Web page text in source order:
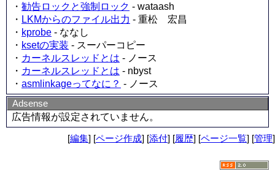
・ 勧告ロックと強制ロック - wataash
・ LKMからのファイル出力 - 重松 宏昌
・ kprobe - ななし
・ ksetの実装 - スーパーコピー
・ カーネルスレッドとは - ノース
・ カーネルスレッドとは - nbyst
・ asmlinkageってなに？ - ノース
Adsense
広告情報が設定されていません。
[編集] [ページ作成] [添付] [履歴] [ページ一覧] [管理]